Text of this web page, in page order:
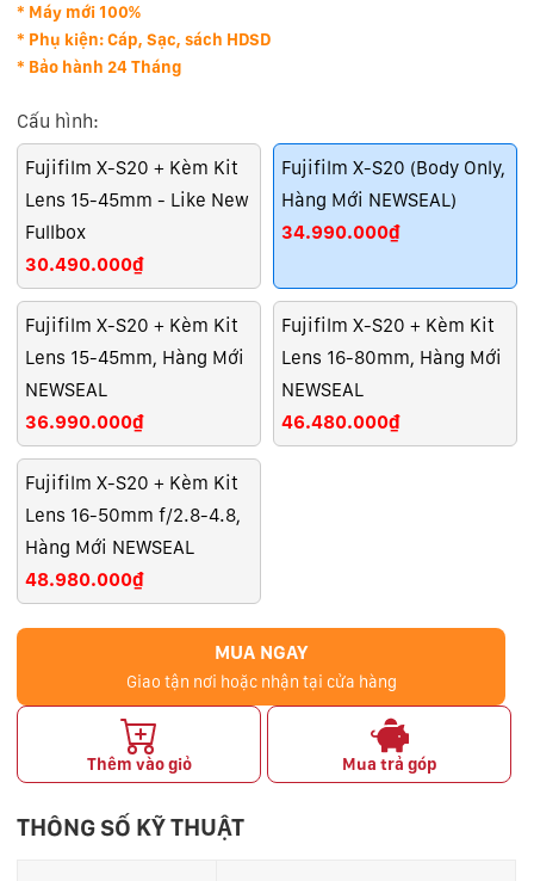
* Máy mới 100%
* Phụ kiện: Cáp, Sạc, sách HDSD
* Bảo hành 24 Tháng
Cấu hình:
Fujifilm X-S20 + Kèm Kit
Lens 15-45mm - Like New
Fullbox
30.490.000₫
Fujifilm X-S20 (Body Only,
Hàng Mới NEWSEAL)
34.990.000₫
Fujifilm X-S20 + Kèm Kit
Lens 15-45mm, Hàng Mới
NEWSEAL
36.990.000₫
Fujifilm X-S20 + Kèm Kit
Lens 16-80mm, Hàng Mới
NEWSEAL
46.480.000₫
Fujifilm X-S20 + Kèm Kit
Lens 16-50mm f/2.8-4.8,
Hàng Mới NEWSEAL
48.980.000₫
MUA NGAY
Giao tận nơi hoặc nhận tại cửa hàng
Thêm vào giỏ Mua trả góp
THÔNG SỐ KỸ THUẬT